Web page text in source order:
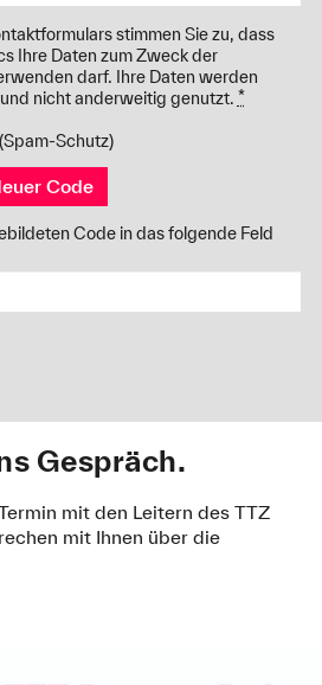
stimmen Sie zu, dass
Ihre Daten zum Zweck der
darf. Ihre Daten werden
nicht anderweitig genutzt. *
Schutz)
Code
Code in das folgende Feld
Gespräch.
mit den Leitern des TTZ
mit Ihnen über die